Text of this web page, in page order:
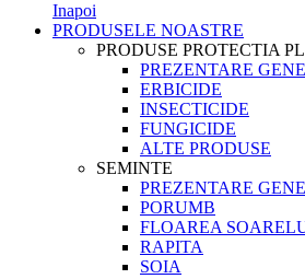
Inapoi
PRODUSELE NOASTRE
PRODUSE PROTECTIA
PREZENTARE
ERBICIDE
INSECTICIDE
FUNGICIDE
ALTE PRODUSE
SEMINTE
PREZENTARE
PORUMB
FLOAREA
RAPITA
SOIA